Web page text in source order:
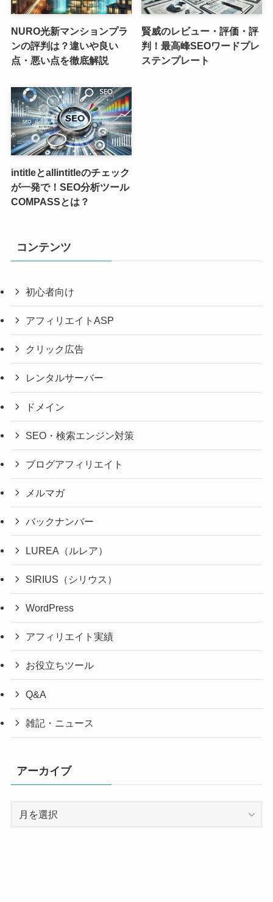
NURO光新マンションプラ
ンの評判は？違いや良い
点・悪い点を徹底解説
賢威のレビュー・評価・評
判！最高峰SEOワードプレ
ステンプレート
intitleとallintitleのチェック
が一発で！SEO分析ツール
COMPASSとは？
コンテンツ
初心者向け
アフィリエイトASP
クリック広告
レンタルサーバー
ドメイン
SEO・検索エンジン対策
ブログアフィリエイト
メルマガ
バックナンバー
LUREA（ルレア）
SIRIUS（シリウス）
WordPress
アフィリエイト実績
お役立ちツール
Q&A
雑記・ニュース
アーカイブ